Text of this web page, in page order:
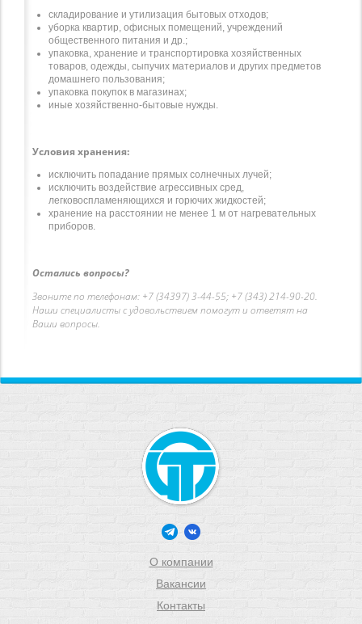
складирование и утилизация бытовых отходов;
уборка квартир, офисных помещений, учреждений
общественного питания и др.;
упаковка, хранение и транспортировка хозяйственных
товаров, одежды, сыпучих материалов и других предметов
домашнего пользования;
упаковка покупок в магазинах;
иные хозяйственно-бытовые нужды.
Условия хранения:
исключить попадание прямых солнечных лучей;
исключить воздействие агрессивных сред,
легковоспламеняющихся и горючих жидкостей;
хранение на расстоянии не менее 1 м от нагревательных
приборов.
Остались вопросы?
Звоните по телефонам: +7 (34397) 3-44-55; +7 (343) 214-90-20.
Наши специалисты с удовольствием помогут и ответят на
Ваши вопросы.
О компании
Вакансии
Контакты